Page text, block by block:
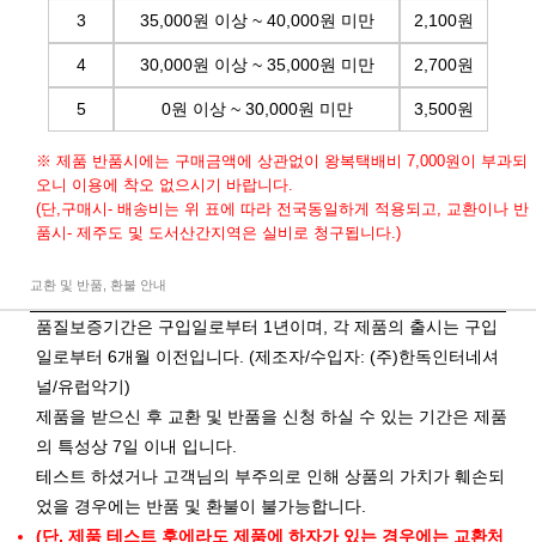
3 35,000원 이상 ~ 40,000원 미만 2,100원
4 30,000원 이상 ~ 35,000원 미만 2,700원
5 0원 이상 ~ 30,000원 미만 3,500원
※ 제품 반품시에는 구매금액에 상관없이 왕복택배비 7,000원이 부과되
오니 이용에 착오 없으시기 바랍니다.
(단,구매시- 배송비는 위 표에 따라 전국동일하게 적용되고, 교환이나 반
품시- 제주도 및 도서산간지역은 실비로 청구됩니다.)
교환 및 반품, 환불 안내
품질보증기간은 구입일로부터 1년이며, 각 제품의 출시는 구입
일로부터 6개월 이전입니다. (제조자/수입자: (주)한독인터네셔
널/유럽악기)
제품을 받으신 후 교환 및 반품을 신청 하실 수 있는 기간은 제품
의 특성상 7일 이내 입니다.
테스트 하셨거나 고객님의 부주의로 인해 상품의 가치가 훼손되
었을 경우에는 반품 및 환불이 불가능합니다.
(단, 제품 테스트 후에라도 제품에 하자가 있는 경우에는 교환처